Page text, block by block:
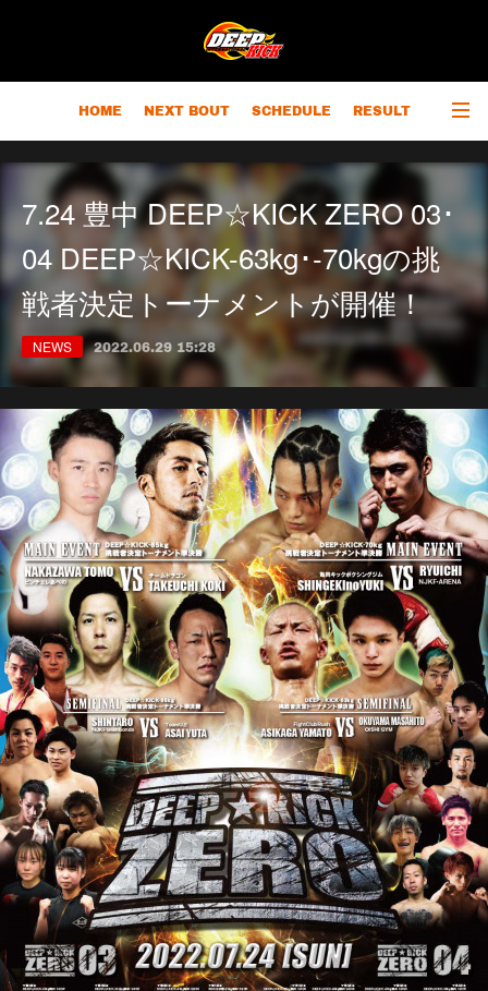
HOME NEXT BOUT SCHEDULE RESULT
RANKING CHAMPIONS OUTLINE
7.24 豊中 DEEP☆KICK ZERO 03･
04 DEEP☆KICK-63kg･-70kgの挑
戦者決定トーナメントが開催！
NEWS 2022.06.29 15:28